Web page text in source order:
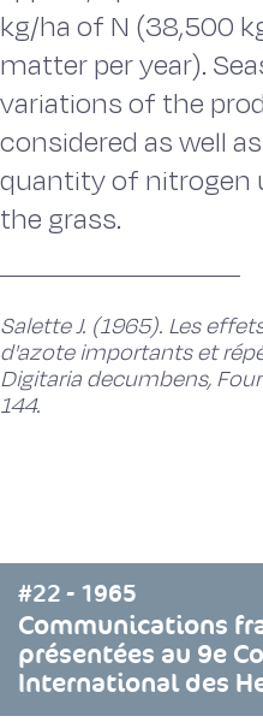
kg/ha of N (38,500
matter per year).
variations of the
considered as well
quantity of nitrogen
the grass.
Salette J. (1965). Les
d'azote importants et
Digitaria decumbens,
144.
#22 - 1965
Communications
présentées au 9e
International des